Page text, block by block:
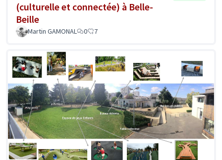
(culturelle et connectée) à Belle-
Beille
Martin GAMONAL 0 7